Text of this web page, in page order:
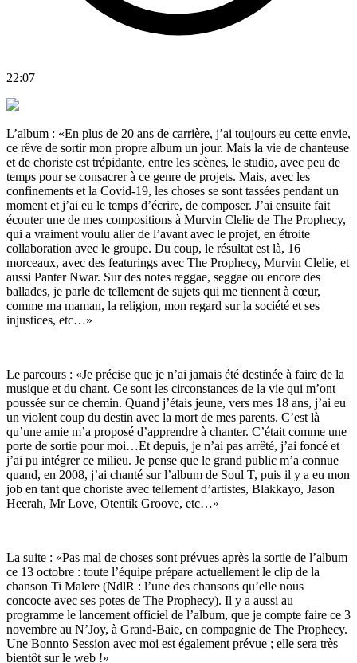
22:07
L’album : «En plus de 20 ans de carrière, j’ai toujours eu cette envie,
ce rêve de sortir mon propre album un jour. Mais la vie de chanteuse
et de choriste est trépidante, entre les scènes, le studio, avec peu de
temps pour se consacrer à ce genre de projets. Mais, avec les
confinements et la Covid-19, les choses se sont tassées pendant un
moment et j’ai eu le temps d’écrire, de composer. J’ai ensuite fait
écouter une de mes compositions à Murvin Clelie de The Prophecy,
qui a vraiment voulu aller de l’avant avec le projet, en étroite
collaboration avec le groupe. Du coup, le résultat est là, 16
morceaux, avec des featurings avec The Prophecy, Murvin Clelie, et
aussi Panter Nwar. Sur des notes reggae, seggae ou encore des
ballades, je parle de tellement de sujets qui me tiennent à cœur,
comme ma maman, la religion, mon regard sur la société et ses
injustices, etc…»
Le parcours : «Je précise que je n’ai jamais été destinée à faire de la
musique et du chant. Ce sont les circonstances de la vie qui m’ont
poussée sur ce chemin. Quand j’étais jeune, vers mes 18 ans, j’ai eu
un violent coup du destin avec la mort de mes parents. C’est là
qu’une amie m’a proposé d’apprendre à chanter. C’était comme une
porte de sortie pour moi…Et depuis, je n’ai pas arrêté, j’ai foncé et
j’ai pu intégrer ce milieu. Je pense que le grand public m’a connue
quand, en 2008, j’ai chanté sur l’album de Soul T, puis il y a eu mon
job en tant que choriste avec tellement d’artistes, Blakkayo, Jason
Heerah, Mr Love, Otentik Groove, etc…»
La suite : «Pas mal de choses sont prévues après la sortie de l’album
ce 13 octobre : toute l’équipe prépare actuellement le clip de la
chanson Ti Malere (NdlR : l’une des chansons qu’elle nous
concocte avec ses potes de The Prophecy). Il y a aussi au
programme le lancement officiel de l’album, que je compte faire ce 3
novembre au N’Joy, à Grand-Baie, en compagnie de The Prophecy.
Une Bonnto Session avec moi est également prévue ; elle sera très
bientôt sur le web !»